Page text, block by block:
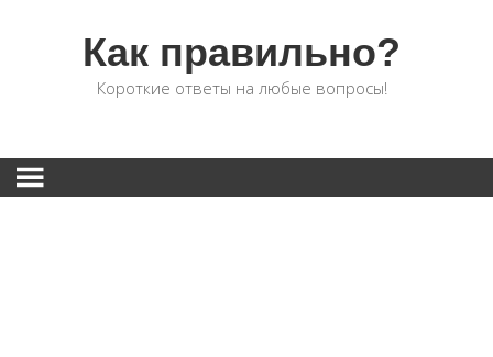
Как правильно?
Короткие ответы на любые вопросы!